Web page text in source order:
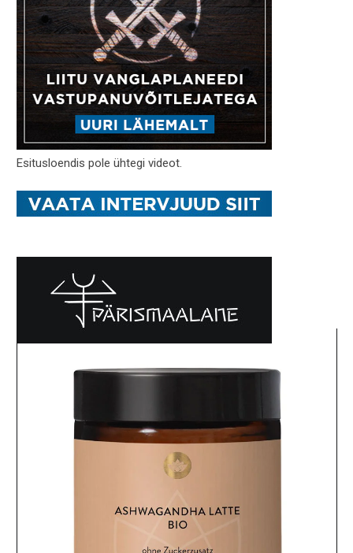
Esitusloendis pole ühtegi videot.